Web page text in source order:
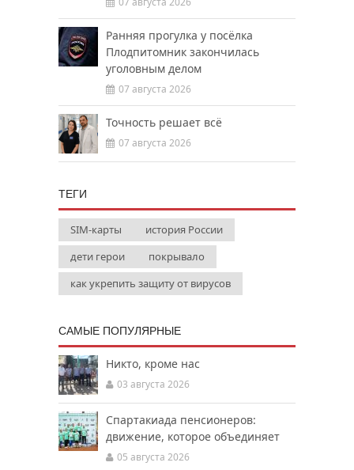
Ранняя прогулка у посёлка
Плодпитомник закончилась
уголовным делом
07 августа 2026
Точность решает всё
07 августа 2026
ТЕГИ
SIM-карты
история России
дети герои
покрывало
как укрепить защиту от вирусов
САМЫЕ ПОПУЛЯРНЫЕ
Никто, кроме нас
03 августа 2026
Спартакиада пенсионеров:
движение, которое объединяет
05 августа 2026